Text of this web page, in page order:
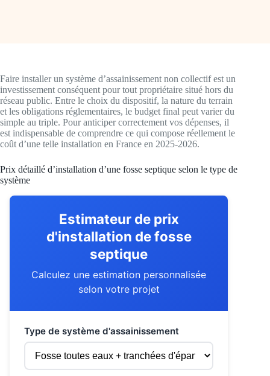
Faire installer un système d’assainissement non collectif est un
investissement conséquent pour tout propriétaire situé hors du
réseau public. Entre le choix du dispositif, la nature du terrain
et les obligations réglementaires, le budget final peut varier du
simple au triple. Pour anticiper correctement vos dépenses, il
est indispensable de comprendre ce qui compose réellement le
coût d’une telle installation en France en 2025-2026.
Prix détaillé d’installation d’une fosse septique selon le type de
système
Estimateur de prix
d'installation de fosse
septique
Calculez une estimation personnalisée
selon votre projet
Type de système d'assainissement